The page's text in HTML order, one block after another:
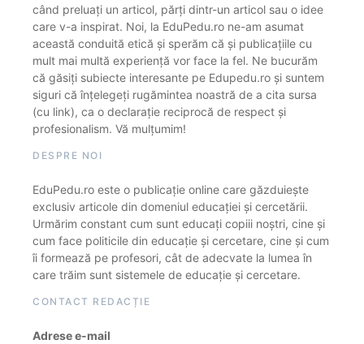
când preluați un articol, părți dintr-un articol sau o idee
care v-a inspirat. Noi, la EduPedu.ro ne-am asumat
această conduită etică și sperăm că și publicațiile cu
mult mai multă experiență vor face la fel. Ne bucurăm
că găsiți subiecte interesante pe Edupedu.ro și suntem
siguri că înțelegeți rugămintea noastră de a cita sursa
(cu link), ca o declarație reciprocă de respect și
profesionalism. Vă mulțumim!
DESPRE NOI
EduPedu.ro este o publicație online care găzduiește
exclusiv articole din domeniul educației și cercetării.
Urmărim constant cum sunt educați copiii noștri, cine și
cum face politicile din educație și cercetare, cine și cum
îi formează pe profesori, cât de adecvate la lumea în
care trăim sunt sistemele de educație și cercetare.
CONTACT REDACȚIE
Adrese e-mail